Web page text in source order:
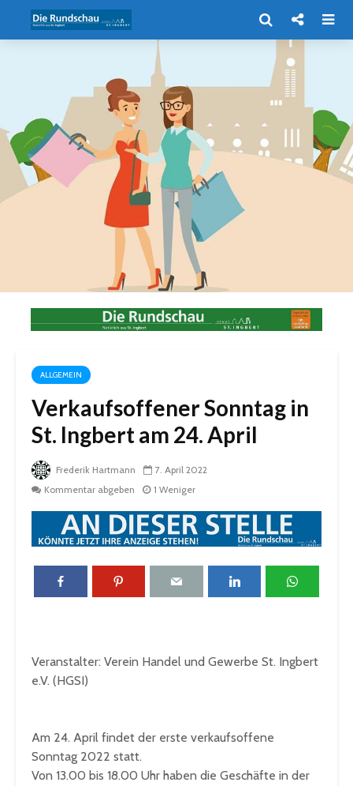
ALLGEMEIN
Verkaufsoffener Sonntag in
St. Ingbert am 24. April
Frederik Hartmann
7. April 2022
Kommentar abgeben
1 Weniger
Veranstalter: Verein Handel und Gewerbe St. Ingbert
e.V. (HGSI)
Am 24. April findet der erste verkaufsoffene
Sonntag 2022 statt.
Von 13.00 bis 18.00 Uhr haben die Geschäfte in der